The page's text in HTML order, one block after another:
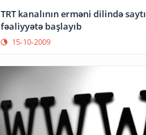
TRT kanalının erməni dilində saytı
fəaliyyətə başlayıb
15-10-2009